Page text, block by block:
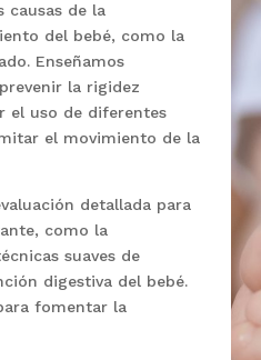
causas de la
del bebé, como la
Enseñamos
la rigidez
el uso de diferentes
el movimiento de la
detallada para
como la
suaves de
digestiva del bebé.
fomentar la